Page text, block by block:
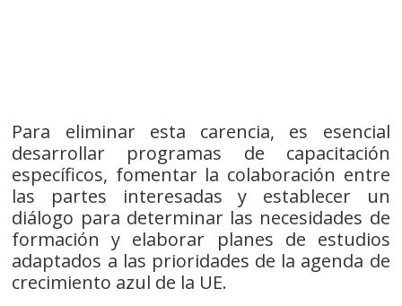
Para eliminar esta carencia, es esencial
desarrollar programas de capacitación
específicos, fomentar la colaboración entre
las partes interesadas y establecer un
diálogo para determinar las necesidades de
formación y elaborar planes de estudios
adaptados a las prioridades de la agenda de
crecimiento azul de la UE.